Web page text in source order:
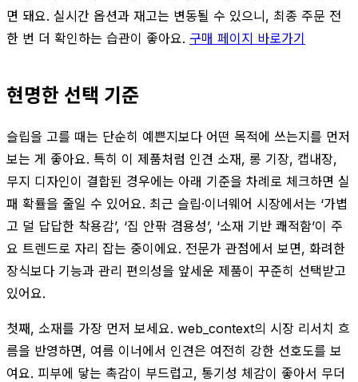
면 돼요. 실시간 옵션과 재고는 변동될 수 있으니, 최종 주문 전
한 번 더 확인하는 습관이 좋아요. 구매 페이지 바로가기
현명한 선택 기준
슬립을 고를 때는 단순히 예쁜지보다 어떤 목적에 쓰는지를 먼저
보는 게 좋아요. 특히 이 제품처럼 인견 소재, 롱 기장, 캡내장,
무지 디자인이 결합된 경우에는 아래 기준을 차례로 체크하면 실
패 확률을 줄일 수 있어요. 최근 슬립·이너웨어 시장에서는 ‘가볍
고 덜 답답한 착용감’, ‘집 안팎 겸용성’, ‘소재 기반 쾌적함’이 주
요 트렌드로 자리 잡는 중이에요. 전문가 관점에서 보면, 화려한
장식보다 기능과 관리 편의성을 앞세운 제품이 꾸준히 선택받고
있어요.
첫째, 소재를 가장 먼저 보세요. web_context의 시장 리서치 흐
름을 반영하면, 여름 이너에서 인견은 여전히 강한 선호도를 보
여요. 피부에 닿는 촉감이 부드럽고, 통기성 체감이 좋아서 무더